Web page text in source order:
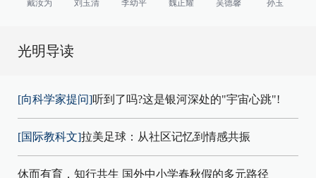
戴汝为
刘玉清 李幼平 魏正耀 吴德馨 孙玉
光明导读
[向科学家提问]听到了吗?这是银河深处的"宇宙心跳"!
[国际教科文]拉美足球：从社区记忆到情感共振
休而有育，知行共生 国外中小学春秋假的多元路径